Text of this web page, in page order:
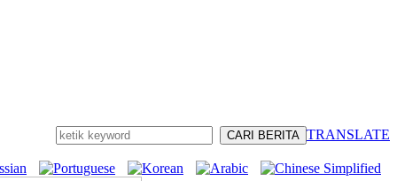
TRANSLATE